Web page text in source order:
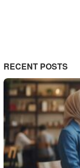
RECENT POSTS